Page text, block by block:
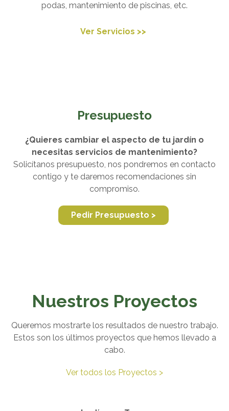
podas, mantenimiento de piscinas, etc.
Ver Servicios >>
Presupuesto
¿Quieres cambiar el aspecto de tu jardín o
necesitas servicios de mantenimiento?
Solicítanos presupuesto, nos pondremos en contacto
contigo y te daremos recomendaciones sin
compromiso.
Pedir Presupuesto >
Nuestros Proyectos
Queremos mostrarte los resultados de nuestro trabajo.
Estos son los últimos proyectos que hemos llevado a
cabo.
Ver todos los Proyectos >